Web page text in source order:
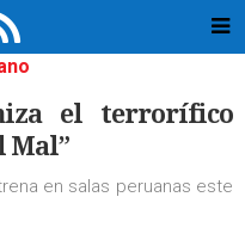
el terrorífico
Mal”
en salas peruanas este